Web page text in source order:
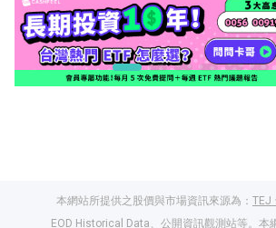
本網站所提供之股價與市場資訊來源為： TEJ
EOD Historical Data
公開資訊觀測站等。本